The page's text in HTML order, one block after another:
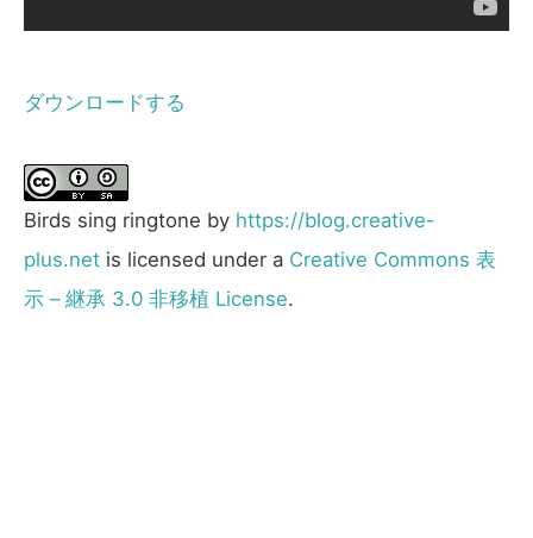
ダウンロードする
Birds sing ringtone by https://blog.creative-
plus.net is licensed under a Creative Commons 表
示 – 継承 3.0 非移植 License.